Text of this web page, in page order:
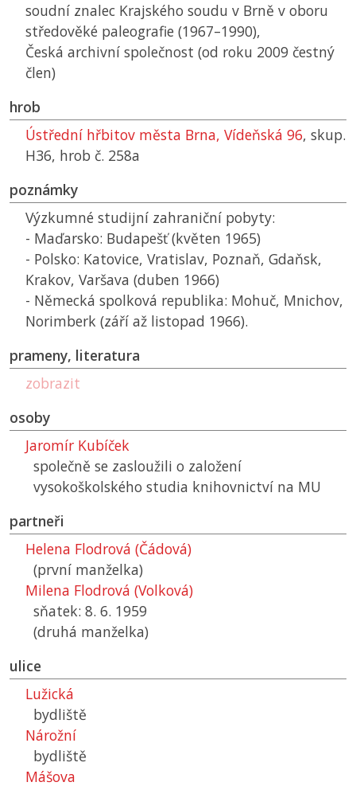
soudní znalec Krajského soudu v Brně v oboru
středověké paleografie (1967–1990),
Česká archivní společnost (od roku 2009 čestný
člen)
hrob
Ústřední hřbitov města Brna, Vídeňská 96, skup.
H36, hrob č. 258a
poznámky
Výzkumné studijní zahraniční pobyty:
- Maďarsko: Budapešť (květen 1965)
- Polsko: Katovice, Vratislav, Poznaň, Gdaňsk,
Krakov, Varšava (duben 1966)
- Německá spolková republika: Mohuč, Mnichov,
Norimberk (září až listopad 1966).
prameny, literatura
zobrazit
osoby
Jaromír Kubíček
společně se zasloužili o založení
vysokoškolského studia knihovnictví na MU
partneři
Helena Flodrová (Čádová)
(první manželka)
Milena Flodrová (Volková)
sňatek: 8. 6. 1959
(druhá manželka)
ulice
Lužická
bydliště
Nárožní
bydliště
Mášova